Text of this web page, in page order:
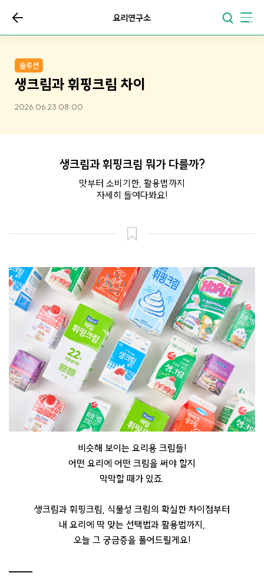
요리연구소
솔루션
생크림과 휘핑크림 차이
2026.06.23 08:00
생크림과 휘핑크림 뭐가 다를까?
맛부터 소비기한, 활용법까지
자세히 들여다봐요!
비슷해 보이는 요리용 크림들!
어떤 요리에 어떤 크림을 써야 할지
막막할 때가 있죠.
생크림과 휘핑크림, 식물성 크림의 확실한 차이점부터
내 요리에 딱 맞는 선택법과 활용법까지,
오늘 그 궁금증을 풀어드릴게요!